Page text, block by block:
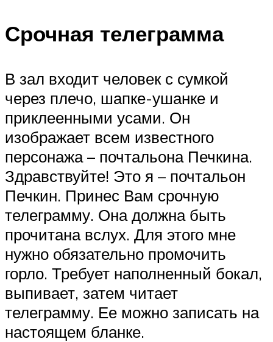
Срочная телеграмма
В зал входит человек с сумкой
через плечо, шапке-ушанке и
приклеенными усами. Он
изображает всем известного
персонажа – почтальона Печкина.
Здравствуйте! Это я – почтальон
Печкин. Принес Вам срочную
телеграмму. Она должна быть
прочитана вслух. Для этого мне
нужно обязательно промочить
горло. Требует наполненный бокал,
выпивает, затем читает
телеграмму. Ее можно записать на
настоящем бланке.